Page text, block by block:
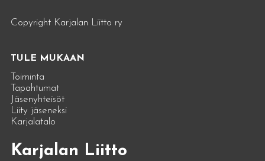
Copyright Karjalan Liitto ry
TULE MUKAAN
Toiminta
Tapahtumat
Jäsenyhteisöt
Liity jäseneksi
Karjalatalo
Karjalan Liitto